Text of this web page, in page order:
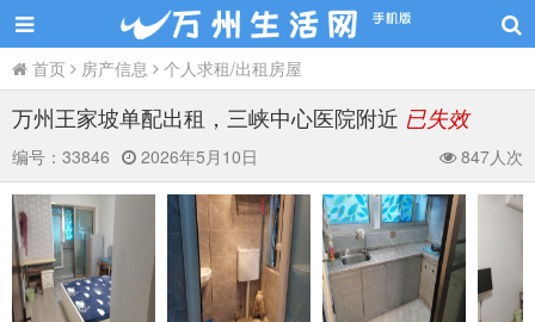
首页 房产信息 个人求租/出租房屋
万州王家坡单配出租，三峡中心医院附近 已失效
编号： 33846 2026年5月10日 847人次